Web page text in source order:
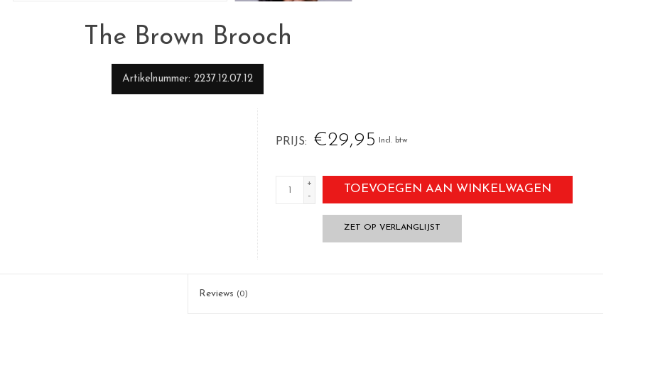
The Brown Brooch
Artikelnummer 2237.12.07.12
PRIJS €29,95 Incl. btw
+
-
TOEVOEGEN AAN WINKELWAGEN
ZET OP VERLANGLIJST
Reviews (0)